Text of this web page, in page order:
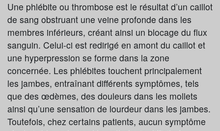
Une phlébite ou thrombose est le résultat d’un caillot
de sang obstruant une veine profonde dans les
membres inférieurs, créant ainsi un blocage du flux
sanguin. Celui-ci est redirigé en amont du caillot et
une hyperpression se forme dans la zone
concernée. Les phlébites touchent principalement
les jambes, entraînant différents symptômes, tels
que des œdèmes, des douleurs dans les mollets
ainsi qu’une sensation de lourdeur dans les jambes.
Toutefois, chez certains patients, aucun symptôme